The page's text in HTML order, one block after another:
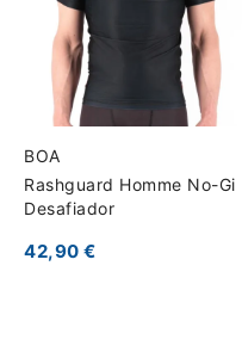
BOA
Rashguard Homme No-Gi
Desafiador
42,90 €